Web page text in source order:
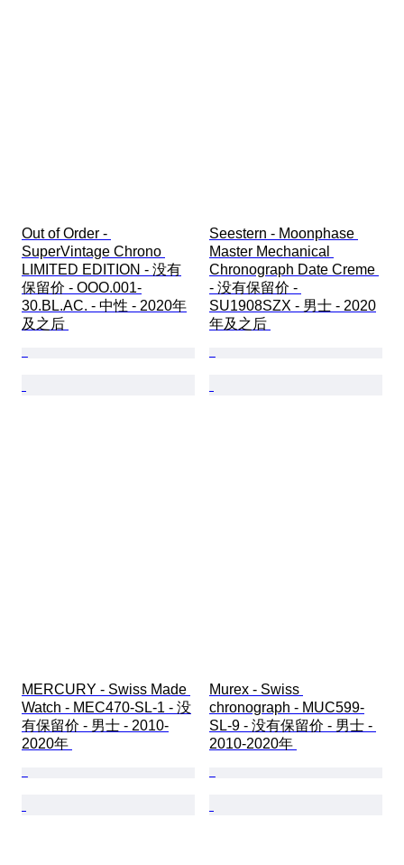
Out of Order -
SuperVintage Chrono
LIMITED EDITION - 没有
保留价 - OOO.001-
30.BL.AC. - 中性 - 2020年
及之后
Seestern - Moonphase
Master Mechanical
Chronograph Date Creme
- 没有保留价 -
SU1908SZX - 男士 - 2020
年及之后
MERCURY - Swiss Made
Watch - MEC470-SL-1 - 没
有保留价 - 男士 - 2010-
2020年
Murex - Swiss
chronograph - MUC599-
SL-9 - 没有保留价 - 男士 -
2010-2020年